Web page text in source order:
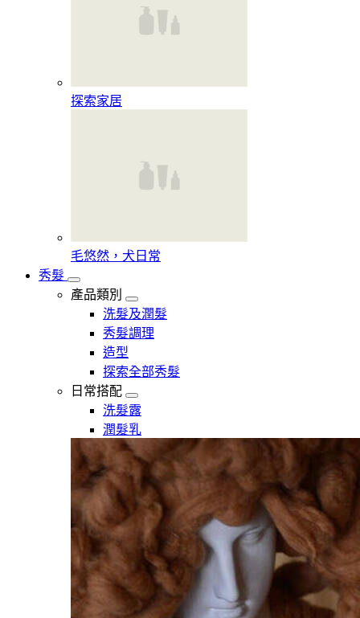
探索家居
毛悠然，犬日常
秀髮
產品類別
洗髮及潤髮
秀髮調理
造型
探索全部秀髮
日常搭配
洗髮露
潤髮乳